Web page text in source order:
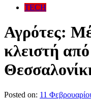
TECH
Αγρότες:
κλειστή
Posted on: 11